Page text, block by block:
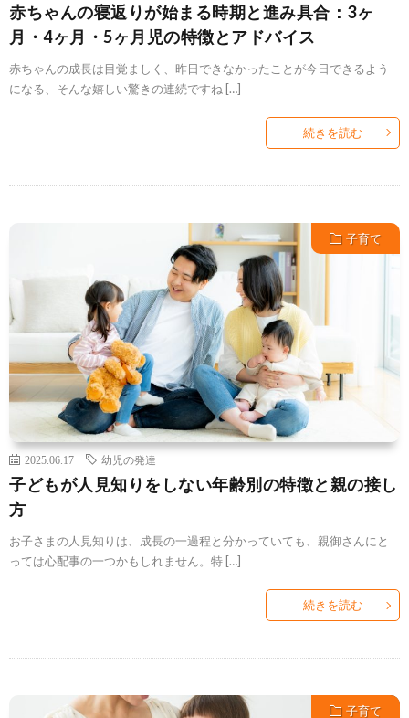
赤ちゃんの寝返りが始まる時期と進み具合：3ヶ
月・4ヶ月・5ヶ月児の特徴とアドバイス
赤ちゃんの成長は目覚ましく、昨日できなかったことが今日できるよう
になる、そんな嬉しい驚きの連続ですね […]
続きを読む
子育て
2025.06.17 幼児の発達
子どもが人見知りをしない年齢別の特徴と親の接し
方
お子さまの人見知りは、成長の一過程と分かっていても、親御さんにと
っては心配事の一つかもしれません。特 […]
続きを読む
子育て